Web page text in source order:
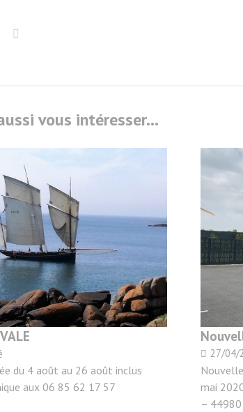
vous intéresser…
du 4 août au 26 août inclus
aux 06 85 62 17 57
27/04/
mai
– 44980